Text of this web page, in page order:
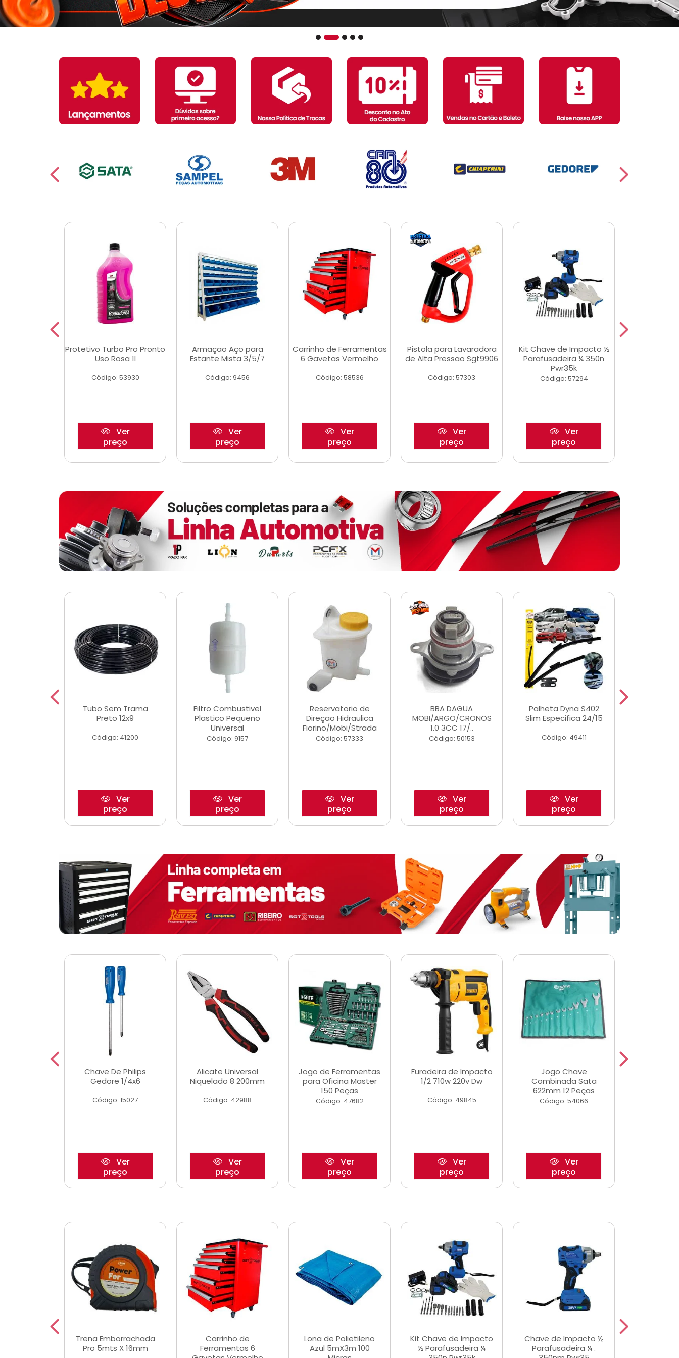
Protetivo Turbo Pro Pronto
Uso Rosa 1l
Código: 53930
Ver
preço
Armaçao Aço para
Estante Mista 3/5/7
Código: 9456
Ver
preço
Carrinho de Ferramentas
6 Gavetas Vermelho
Código: 58536
Ver
preço
Pistola para Lavaradora
de Alta Pressao Sgt9906
Código: 57303
Ver
preço
Kit Chave de Impacto ½
Parafusadeira ¼ 350n
Pwr35k
Código: 57294
Ver
preço
Tubo Sem Trama
Preto 12x9
Código: 41200
Ver
preço
Filtro Combustivel
Plastico Pequeno
Universal
Código: 9157
Ver
preço
Reservatorio de
Direçao Hidraulica
Fiorino/Mobi/Strada
Código: 57333
Ver
preço
BBA DAGUA
MOBI/ARGO/CRONOS
1.0 3CC 17/..
Código: 50153
Ver
preço
Palheta Dyna S402
Slim Especifica 24/15
Código: 49411
Ver
preço
Chave De Philips
Gedore 1/4x6
Código: 15027
Ver
preço
Alicate Universal
Niquelado 8 200mm
Código: 42988
Ver
preço
Jogo de Ferramentas
para Oficina Master
150 Peças
Código: 47682
Ver
preço
Furadeira de Impacto
1/2 710w 220v Dw
Código: 49845
Ver
preço
Jogo Chave
Combinada Sata
622mm 12 Peças
Código: 54066
Ver
preço
Trena Emborrachada
Pro 5mts X 16mm
Carrinho de
Ferramentas 6
Lona de Polietileno
Azul 5mX3m 100
Kit Chave de Impacto
½ Parafusadeira ¼
Chave de Impacto ½
Parafusadeira ¼ .